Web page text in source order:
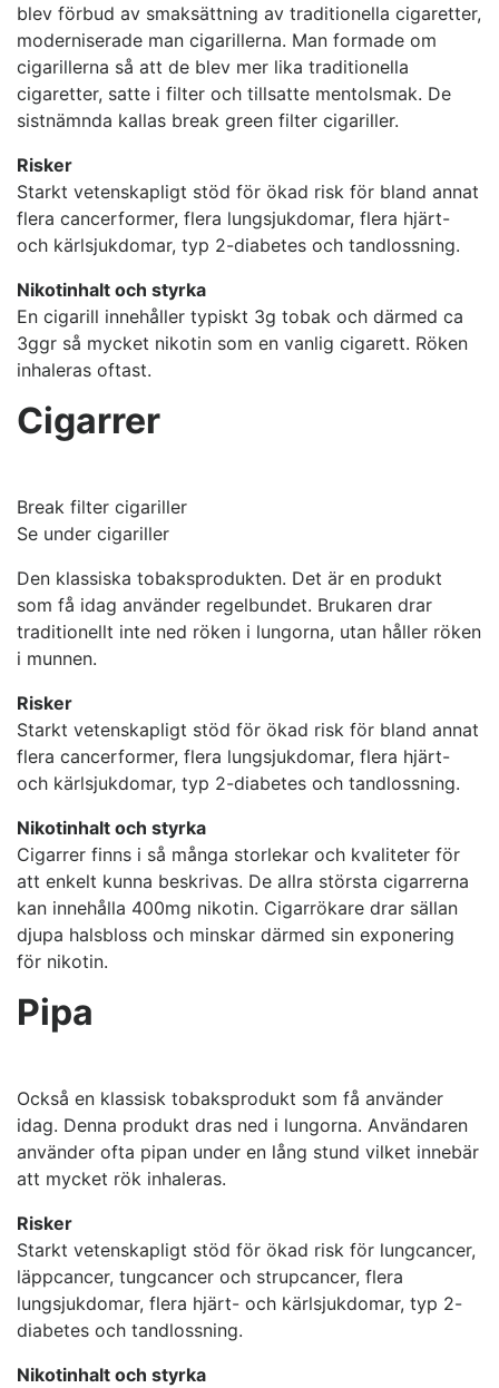
blev förbud av smaksättning av traditionella cigaretter,
moderniserade man cigarillerna. Man formade om
cigarillerna så att de blev mer lika traditionella
cigaretter, satte i filter och tillsatte mentolsmak. De
sistnämnda kallas break green filter cigariller.
Risker
Starkt vetenskapligt stöd för ökad risk för bland annat
flera cancerformer, flera lungsjukdomar, flera hjärt-
och kärlsjukdomar, typ 2-diabetes och tandlossning.
Nikotinhalt och styrka
En cigarill innehåller typiskt 3g tobak och därmed ca
3ggr så mycket nikotin som en vanlig cigarett. Röken
inhaleras oftast.
Cigarrer
Break filter cigariller
Se under cigariller
Den klassiska tobaksprodukten. Det är en produkt
som få idag använder regelbundet. Brukaren drar
traditionellt inte ned röken i lungorna, utan håller röken
i munnen.
Risker
Starkt vetenskapligt stöd för ökad risk för bland annat
flera cancerformer, flera lungsjukdomar, flera hjärt-
och kärlsjukdomar, typ 2-diabetes och tandlossning.
Nikotinhalt och styrka
Cigarrer finns i så många storlekar och kvaliteter för
att enkelt kunna beskrivas. De allra största cigarrerna
kan innehålla 400mg nikotin. Cigarrökare drar sällan
djupa halsbloss och minskar därmed sin exponering
för nikotin.
Pipa
Också en klassisk tobaksprodukt som få använder
idag. Denna produkt dras ned i lungorna. Användaren
använder ofta pipan under en lång stund vilket innebär
att mycket rök inhaleras.
Risker
Starkt vetenskapligt stöd för ökad risk för lungcancer,
läppcancer, tungcancer och strupcancer, flera
lungsjukdomar, flera hjärt- och kärlsjukdomar, typ 2-
diabetes och tandlossning.
Nikotinhalt och styrka